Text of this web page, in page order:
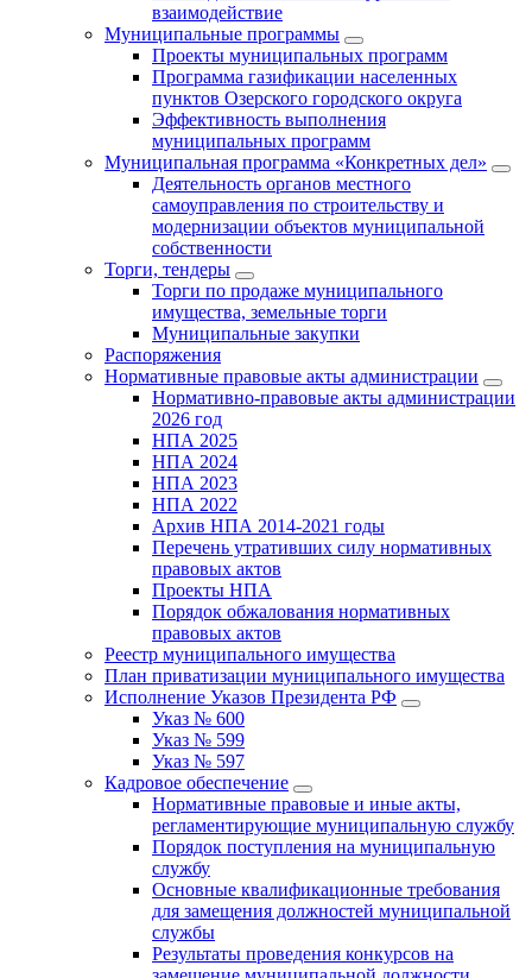
взаимодействие
Муниципальные программы
Проекты муниципальных программ
Программа газификации населенных
пунктов Озерского городского округа
Эффективность выполнения
муниципальных программ
Муниципальная программа «Конкретных дел»
Деятельность органов местного
самоуправления по строительству и
модернизации объектов муниципальной
собственности
Торги, тендеры
Торги по продаже муниципального
имущества, земельные торги
Муниципальные закупки
Распоряжения
Нормативные правовые акты администрации
Нормативно-правовые акты администрации
2026 год
НПА 2025
НПА 2024
НПА 2023
НПА 2022
Архив НПА 2014-2021 годы
Перечень утративших силу нормативных
правовых актов
Проекты НПА
Порядок обжалования нормативных
правовых актов
Реестр муниципального имущества
План приватизации муниципального имущества
Исполнение Указов Президента РФ
Указ № 600
Указ № 599
Указ № 597
Кадровое обеспечение
Нормативные правовые и иные акты,
регламентирующие муниципальную службу
Порядок поступления на муниципальную
службу
Основные квалификационные требования
для замещения должностей муниципальной
службы
Результаты проведения конкурсов на